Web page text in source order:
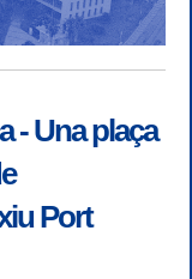
- Una plaça
Port